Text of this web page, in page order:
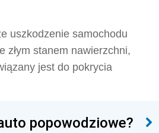
uszkodzenie samochodu
złym stanem nawierzchni,
jest do pokrycia
popowodziowe?